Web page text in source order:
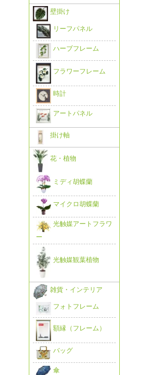
壁掛け
リーフパネル
ハーブフレーム
フラワーフレーム
時計
アートパネル
掛け軸
花・植物
ミディ胡蝶蘭
マイクロ胡蝶蘭
光触媒アートフラワ
ー
光触媒観葉植物
雑貨・インテリア
フォトフレーム
額縁（フレーム）
バッグ
傘